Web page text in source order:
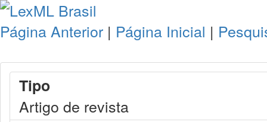
Página Anterior | Página Inicial |
Tipo
Artigo de revista